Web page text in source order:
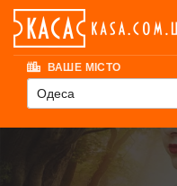
ВАШЕ МІСТО
Одеса